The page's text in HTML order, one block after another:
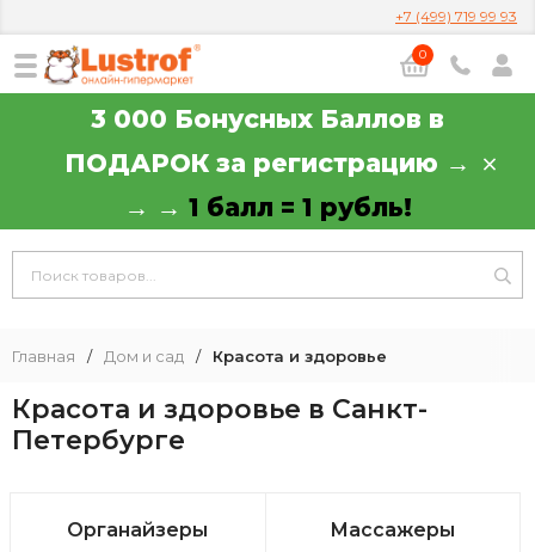
+7 (499) 719 99 93
0
3 000 Бонусных Баллов в
ПОДАРОК за регистрацию →
→ → 1 балл = 1 рубль!
Главная / Дом и сад / Красота и здоровье
Красота и здоровье в Санкт-
Петербурге
Органайзеры Массажеры